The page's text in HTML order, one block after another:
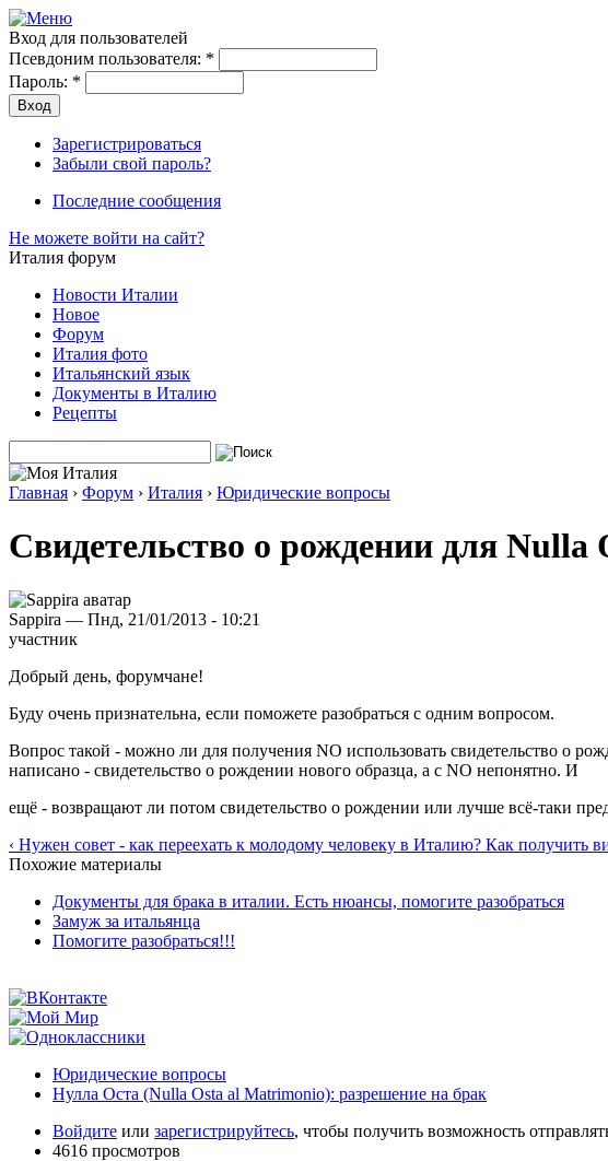
Вход для пользователей
Псевдоним пользователя: *
Пароль: *
Зарегистрироваться
Забыли свой пароль?
Последние сообщения
Не можете войти на сайт?
Италия форум
Новости Италии
Новое
Форум
Италия фото
Итальянский язык
Документы в Италию
Рецепты
Главная › Форум › Италия › Юридические вопросы
Свидетельство о рождении для Nulla
Sappira — Пнд, 21/01/2013 - 10:21
участник
Добрый день, форумчане!
Буду очень признательна, если поможете разобраться с одним вопросом.
Вопрос такой - можно ли для получения NO использовать свидетельство о
написано - свидетельство о рождении нового образца, а с NO непонятно. И
ещё - возвращают ли потом свидетельство о рождении или лучше всё-таки
‹ Нужен совет - как переехать к молодому человеку в Италию? Как получить
Похожие материалы
Документы для брака в италии. Есть нюансы, помогите разобраться
Замуж за итальянца
Помогите разобраться!!!
Юридические вопросы
Нулла Оста (Nulla Osta al Matrimonio): разрешение на брак
Войдите или зарегистрируйтесь, чтобы получить возможность
4616 просмотров